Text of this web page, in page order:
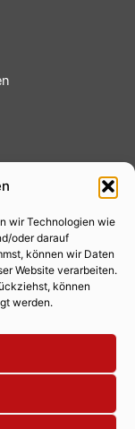
wir Technologien wie
oder darauf
können wir Daten
Website verarbeiten.
können
werden.